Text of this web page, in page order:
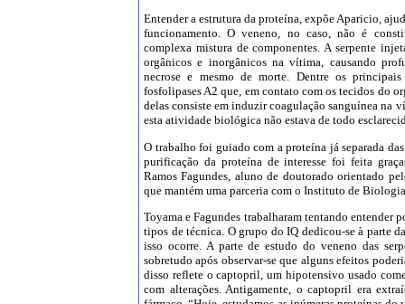
Entender a estrutura da proteína, expõe Aparicio,
funcionamento. O veneno, no caso, não é
complexa mistura de componentes. A serpente
orgânicos e inorgânicos na vítima, causando
necrose e mesmo de morte. Dentre os
fosfolipases A2 que, em contato com os tecidos do
delas consiste em induzir coagulação sanguínea na
esta atividade biológica não estava de todo
O trabalho foi guiado com a proteína já separada
purificação da proteína de interesse foi feita
Ramos Fagundes, aluno de doutorado orientado
que mantém uma parceria com o Instituto de
Toyama e Fagundes trabalharam tentando entender
tipos de técnica. O grupo do IQ dedicou-se à parte
isso ocorre. A parte de estudo do veneno das
sobretudo após observar-se que alguns efeitos
disso reflete o captopril, um hipotensivo usado
com alterações. Antigamente, o captopril era